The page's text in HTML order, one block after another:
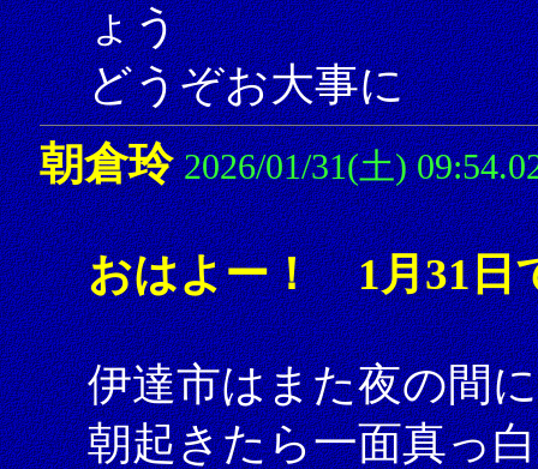
ょう
どうぞお大事に
朝倉玲 2026/01/31(土)
おはよー！ 1月31日
伊達市はまた夜の間
朝起きたら一面真っ